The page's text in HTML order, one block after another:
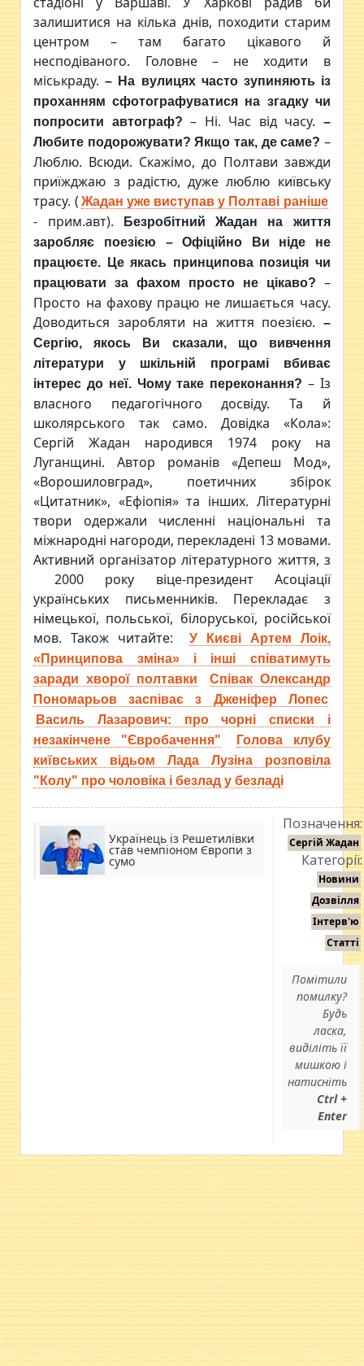
залишитися на кілька днів, походити старим
центром – там багато цікавого й
несподіваного. Головне – не ходити в
міськраду.– На вулицях часто зупиняють із
проханням сфотографуватися на згадку чи
попросити автограф? – Ні. Час від часу.
–
Любите подорожувати? Якщо так, де саме? –
Люблю. Всюди. Скажімо, до Полтави завжди
приїжджаю з радістю, дуже люблю київську
трасу. ( Жадан уже виступав у Полтаві раніше
- прим.авт).
Безробітний Жадан на життя
заробляє поезією
– Офіційно Ви ніде не
працюєте. Це якась принципова позиція чи
працювати за фахом просто не цікаво?
–
Просто на фахову працю не лишається часу.
Доводиться заробляти на життя поезією.
–
Сергію, якось Ви сказали, що вивчення
літератури у шкільній програмі вбиває
інтерес до неї. Чому таке переконання? – Із
власного педагогічного досвіду. Та й
школярського так само. Довідка «Кола»:
Сергій Жадан народився 1974 року на
Луганщині. Автор романів «Депеш Мод»,
«Ворошиловград», поетичних збірок
«Цитатник», «Ефіопія» та інших. Літературні
твори одержали численні національні та
міжнародні нагороди, перекладені 13 мовами.
Активний організатор літературного життя, з
2000 року віце-президент Асоціації
українських письменників. Перекладає з
німецької, польської, білоруської, російської
мов. Також читайте:
У Києві Артем Лоік,
«Принципова зміна» і інші співатимуть
заради хворої полтавки
Співак Олександр
Пономарьов заспіває з Дженіфер Лопес
Василь Лазарович: про чорні списки і
незакінчене "Євробачення"
Голова клубу
київських відьом Лада Лузіна розповіла
"Колу" про чоловіка і безлад у безладі
Українець із Решетилівки
став чемпіоном Європи з
сумо
Позначення:
Сергій Жадан
Категорії:
Новини
Дозвілля
Інтерв'ю
Статті
Помітили
помилку?
Будь
ласка,
виділіть її
мишкою і
натисніть
Ctrl +
Enter